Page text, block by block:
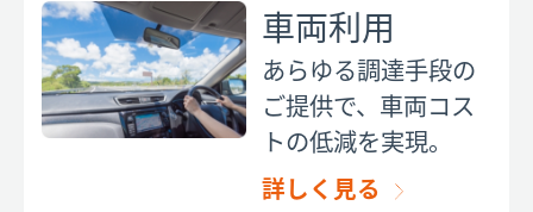
車両利用
あらゆる調達手段の
ご提供で、車両コス
トの低減を実現。
詳しく見る